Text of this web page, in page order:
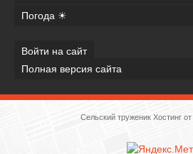
Погода ☀
Войти на сайт
Полная версия сайта
Сельский труженик Хостинг от